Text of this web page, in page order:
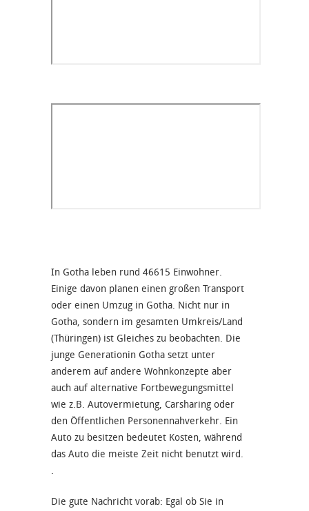
In Gotha leben rund 46615 Einwohner.
Einige davon planen einen großen Transport
oder einen Umzug in Gotha. Nicht nur in
Gotha, sondern im gesamten Umkreis/Land
(Thüringen) ist Gleiches zu beobachten. Die
junge Generationin Gotha setzt unter
anderem auf andere Wohnkonzepte aber
auch auf alternative Fortbewegungsmittel
wie z.B. Autovermietung, Carsharing oder
den Öffentlichen Personennahverkehr. Ein
Auto zu besitzen bedeutet Kosten, während
das Auto die meiste Zeit nicht benutzt wird.
.
Die gute Nachricht vorab: Egal ob Sie in